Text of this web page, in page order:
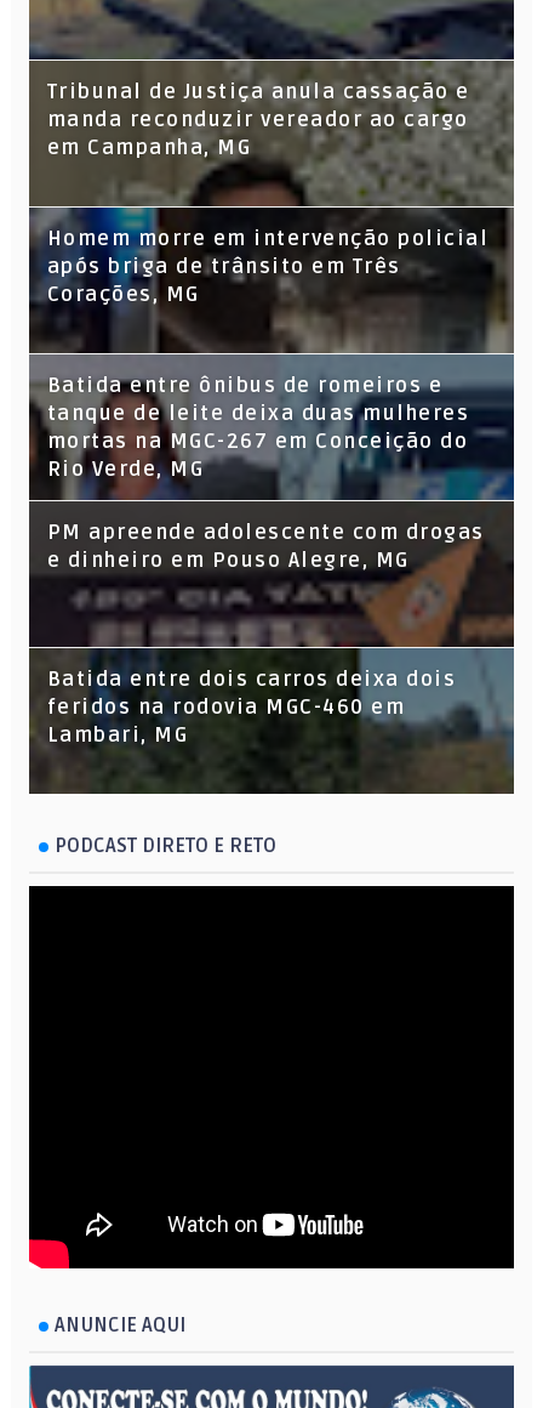
Tribunal de Justiça anula cassação e
manda reconduzir vereador ao cargo
em Campanha, MG
Homem morre em intervenção policial
após briga de trânsito em Três
Corações, MG
Batida entre ônibus de romeiros e
tanque de leite deixa duas mulheres
mortas na MGC-267 em Conceição do
Rio Verde, MG
PM apreende adolescente com drogas
e dinheiro em Pouso Alegre, MG
Batida entre dois carros deixa dois
feridos na rodovia MGC-460 em
Lambari, MG
PODCAST DIRETO E RETO
ANUNCIE AQUI